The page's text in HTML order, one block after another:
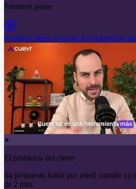
Primeros pasos
Primeros pasos Guia de incorporacion
El problema del cierre
Su propuesta habla por usted cuando ya
de 2 min.